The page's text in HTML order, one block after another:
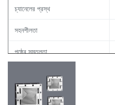
চ্যানেলের প্রস্থ
সহনশীলতা
পৃষ্ঠের সমতলতা